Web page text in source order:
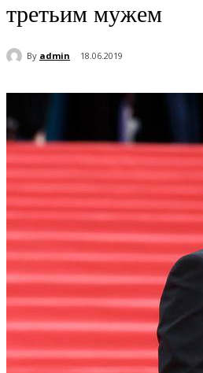
третьим мужем
By admin 18.06.2019